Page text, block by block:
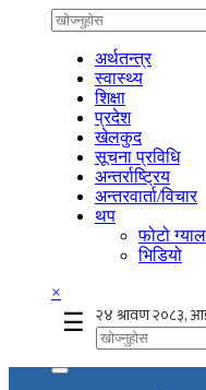
अर्थतन्त्र
स्वास्थ्य
शिक्षा
प्रदेश
खेलकुद
सूचना प्रविधि
अन्तर्राष्ट्रिय
अन्तरवार्ता/विचार
थप
फोटो
भिडियो
×
☰